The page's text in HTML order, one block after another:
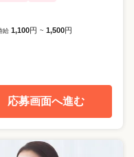
給 1,100円 ~ 1,500円
応募画面へ進む